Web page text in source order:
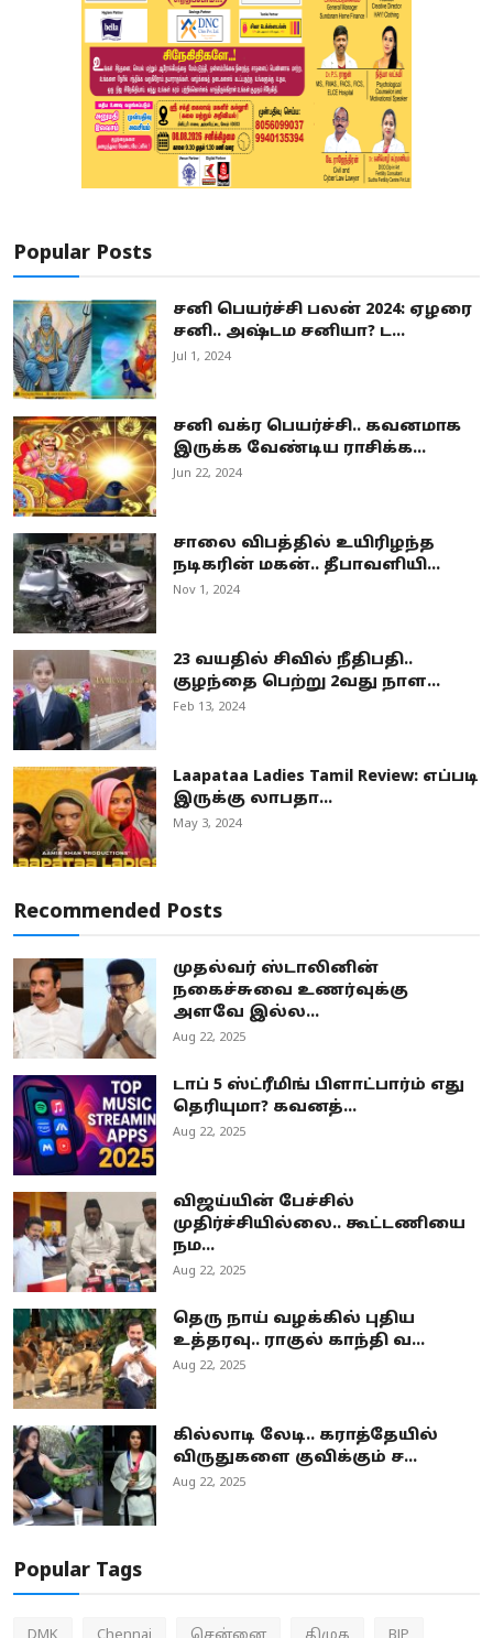
Popular Posts
சனி பெயர்ச்சி பலன் 2024: ஏழரை
சனி.. அஷ்டம சனியா? ட...
Jul 1, 2024
சனி வக்ர பெயர்ச்சி.. கவனமாக
இருக்க வேண்டிய ராசிக்க...
Jun 22, 2024
சாலை விபத்தில் உயிரிழந்த
நடிகரின் மகன்.. தீபாவளியி...
Nov 1, 2024
23 வயதில் சிவில் நீதிபதி..
குழந்தை பெற்று 2வது நாள...
Feb 13, 2024
Laapataa Ladies Tamil Review: எப்படி
இருக்கு லாபதா...
May 3, 2024
Recommended Posts
முதல்வர் ஸ்டாலினின்
நகைச்சுவை உணர்வுக்கு
அளவே இல்ல...
Aug 22, 2025
டாப் 5 ஸ்ட்ரீமிங் பிளாட்பார்ம் எது
தெரியுமா? கவனத்...
Aug 22, 2025
விஜய்யின் பேச்சில்
முதிர்ச்சியில்லை.. கூட்டணியை
நம...
Aug 22, 2025
தெரு நாய் வழக்கில் புதிய
உத்தரவு.. ராகுல் காந்தி வ...
Aug 22, 2025
கில்லாடி லேடி.. கராத்தேயில்
விருதுகளை குவிக்கும் ச...
Aug 22, 2025
Popular Tags